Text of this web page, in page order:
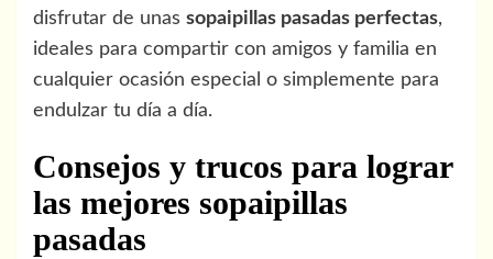
disfrutar de unas sopaipillas pasadas perfectas,
ideales para compartir con amigos y familia en
cualquier ocasión especial o simplemente para
endulzar tu día a día.
Consejos y trucos para lograr
las mejores sopaipillas
pasadas